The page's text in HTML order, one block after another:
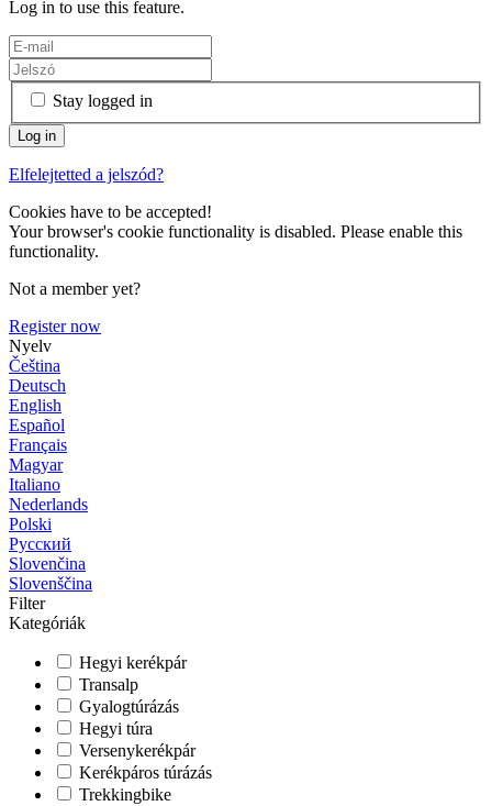
Log in to use this feature.
Stay logged in
Elfelejtetted a jelszód?
Cookies have to be accepted!
Your browser's cookie functionality is disabled. Please enable this
functionality.
Not a member yet?
Register now
Nyelv
Čeština
Deutsch
English
Español
Français
Magyar
Italiano
Nederlands
Polski
Русский
Slovenčina
Slovenščina
Filter
Kategóriák
Hegyi kerékpár
Transalp
Gyalogtúrázás
Hegyi túra
Versenykerékpár
Kerékpáros túrázás
Trekkingbike